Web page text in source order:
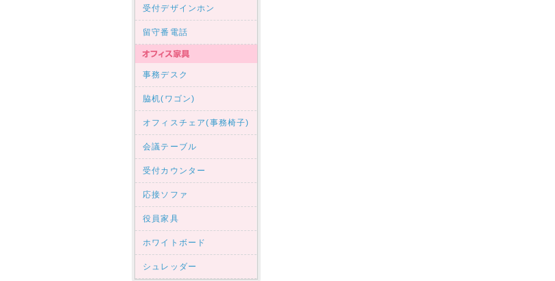
受付デザインホン
留守番電話
事務デスク
脇机(ワゴン)
オフィスチェア(事務椅子)
会議テーブル
受付カウンター
応接ソファ
役員家具
ホワイトボード
シュレッダー